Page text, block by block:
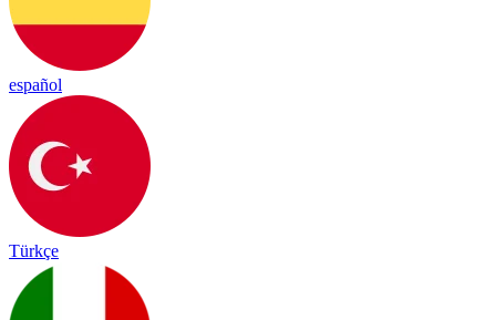
español
Türkçe